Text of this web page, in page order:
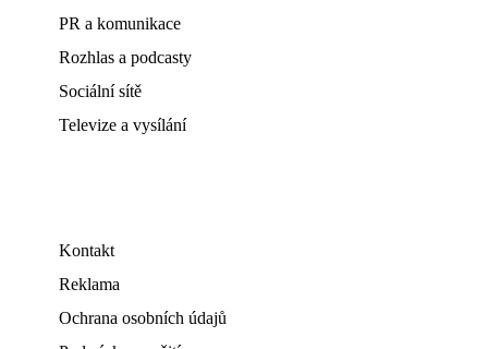
PR a komunikace
Rozhlas a podcasty
Sociální sítě
Televize a vysílání
Kontakt
Reklama
Ochrana osobních údajů